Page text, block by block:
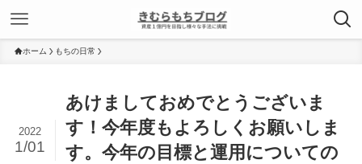
ホーム もちの日常
あけましておめでとうございま
す！今年度もよろしくお願いしま
す。今年の目標と運用についての
2022
1/01